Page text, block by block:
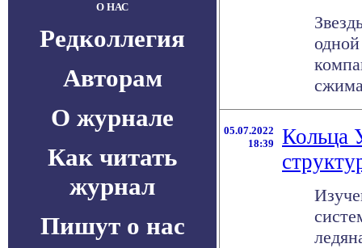
О НАС
Редколлегия
Авторам
О журнале
Как читать
журнал
Пишут о нас
05.07.2022
18:39
Кольца